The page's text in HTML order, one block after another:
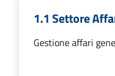
1.1 Settore
Gestione affari